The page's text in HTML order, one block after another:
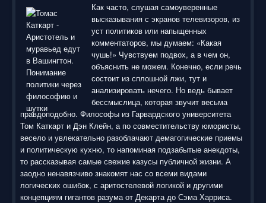
Как часто, слушая самоуверенные
высказывания с экранов телевизоров, из
уст политиков или напыщенных
комментаторов, мы думаем: «Какая
чушь!» Чувствуем подвох, а в чем он,
объяснить не можем. Конечно, если речь
состоит из сплошной лжи, тут и
анализировать нечего. Но ведь бывает
бессмыслица, которая звучит весьма
правдоподобно. Философы из Гарвардского университета
Том Каткарт и Дэн Клейн, а по совместительству юмористы,
весело и увлекательно разоблачают демагогические приемы
и политическую кухню, то напоминая подзабытые анекдоты,
то рассказывая самые свежие казусы публичной жизни. А
заодно ненавязчиво знакомят нас со всеми видами
логических ошибок, с аритостелевой логикой и другими
концепциям гигантов разума от Декарта до Сэма Харриса.